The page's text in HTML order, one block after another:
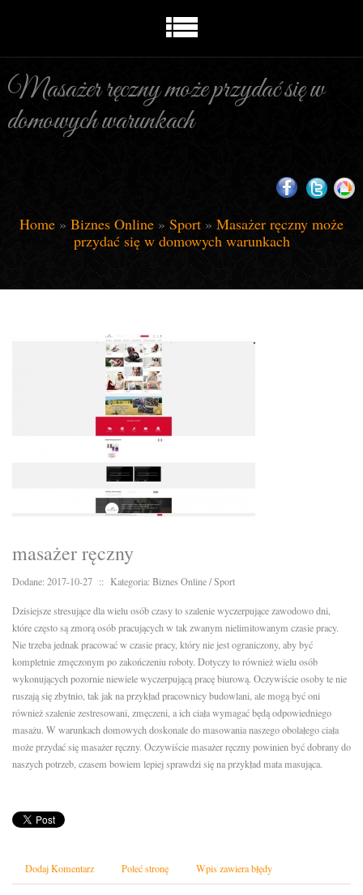
Masażer ręczny może przydać się w
domowych warunkach
Home » Biznes Online » Sport » Masażer ręczny może
przydać się w domowych warunkach
masażer ręczny
Dodane: 2017-10-27 :: Kategoria: Biznes Online / Sport
Dzisiejsze stresujące dla wielu osób czasy to szalenie wyczerpujące zawodowo dni,
które często są zmorą osób pracujących w tak zwanym nielimitowanym czasie pracy.
Nie trzeba jednak pracować w czasie pracy, który nie jest ograniczony, aby być
kompletnie zmęczonym po zakończeniu roboty. Dotyczy to również wielu osób
wykonujących pozornie niewiele wyczerpującą pracę biurową. Oczywiście osoby te nie
ruszają się zbytnio, tak jak na przykład pracownicy budowlani, ale mogą być oni
również szalenie zestresowani, zmęczeni, a ich ciała wymagać będą odpowiedniego
masażu. W warunkach domowych doskonale do masowania naszego obolałego ciała
może przydać się masażer ręczny. Oczywiście masażer ręczny powinien być dobrany do
naszych potrzeb, czasem bowiem lepiej sprawdzi się na przykład mata masująca.
Dodaj Komentarz Poleć stronę Wpis zawiera błędy